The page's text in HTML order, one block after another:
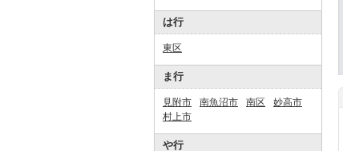
は行
東区
ま行
見附市 南魚沼市 南区
妙高市
村上市
や行